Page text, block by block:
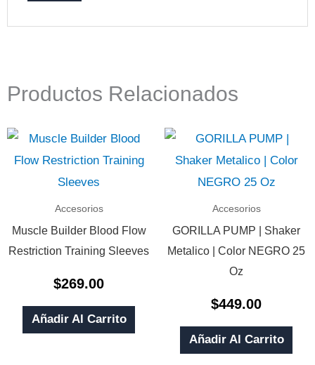
Productos Relacionados
Accesorios
Muscle Builder Blood Flow
Restriction Training Sleeves
Valorado
0
De
5
$269.00
Añadir Al Carrito
Accesorios
GORILLA PUMP | Shaker
Metalico | Color NEGRO 25
Oz
Valorado
0
De
5
$449.00
Añadir Al Carrito